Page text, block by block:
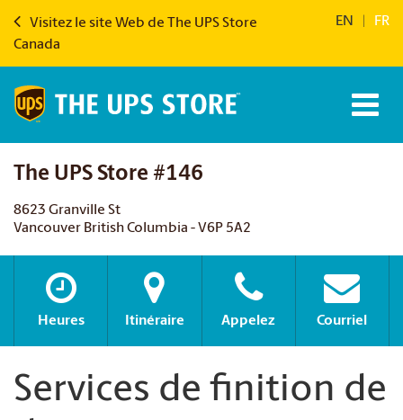
Visitez le site Web de The UPS Store
Canada
EN FR
The UPS Store #146
8623 Granville St
Vancouver British Columbia - V6P 5A2
Heures Itinéraire Appelez Courriel
Services de finition de